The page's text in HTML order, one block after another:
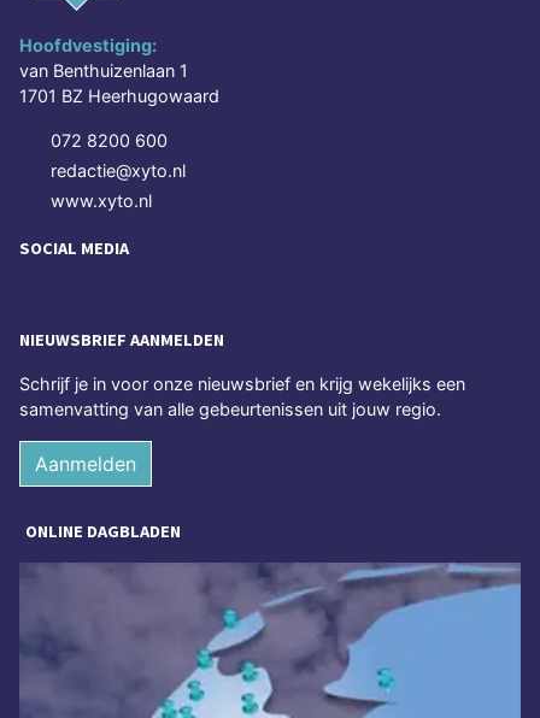
Hoofdvestiging:
van Benthuizenlaan 1
1701 BZ Heerhugowaard
072 8200 600
redactie@xyto.nl
www.xyto.nl
SOCIAL MEDIA
NIEUWSBRIEF AANMELDEN
Schrijf je in voor onze nieuwsbrief en krijg wekelijks een
samenvatting van alle gebeurtenissen uit jouw regio.
Aanmelden
ONLINE DAGBLADEN